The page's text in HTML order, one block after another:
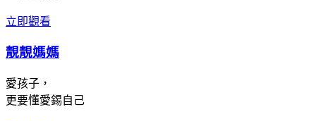
立即觀看
靚靚媽媽
愛孩子，
更要懂愛錫自己